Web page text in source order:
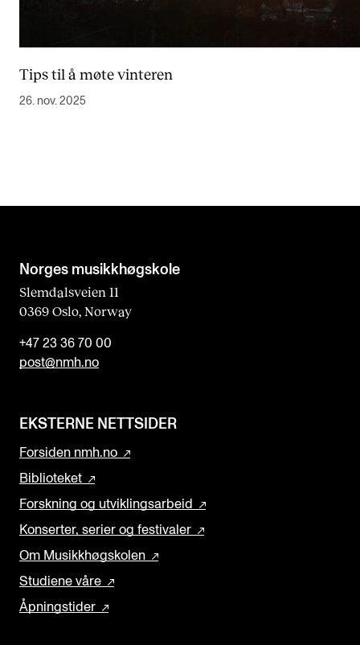
Tips til å møte vinteren
26. nov. 2025
Norges musikk­høgskole
Slemdalsveien 11
0369 Oslo, Norway
+47 23 36 70 00
post@nmh.no
EKSTERNE NETTSIDER
Forsiden nmh.no
Biblioteket
Forskning og utviklingsarbeid
Konserter, serier og festivaler
Om Musikkhøgskolen
Studiene våre
Åpningstider